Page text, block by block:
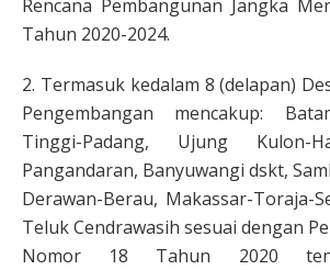
Rencana Pembangunan Jangka
Tahun 2020-2024.
2. Termasuk kedalam 8 (delapan)
Pengembangan mencakup:
Tinggi-Padang, Ujung Kulon-
Pangandaran, Banyuwangi dskt,
Derawan-Berau, Makassar-Toraja-
Teluk Cendrawasih sesuai dengan
Nomor 18 Tahun 2020